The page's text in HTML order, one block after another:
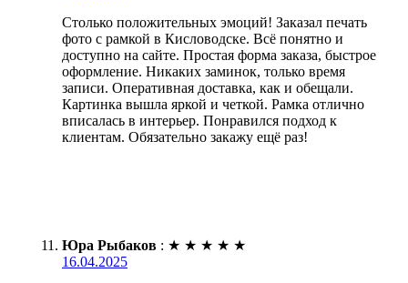
Столько положительных эмоций! Заказал печать
фото с рамкой в Кисловодске. Всё понятно и
доступно на сайте. Простая форма заказа, быстрое
оформление. Никаких заминок, только время
записи. Оперативная доставка, как и обещали.
Картинка вышла яркой и четкой. Рамка отлично
вписалась в интерьер. Понравился подход к
клиентам. Обязательно закажу ещё раз!
Юра Рыбаков : ★ ★ ★ ★ ★
16.04.2025